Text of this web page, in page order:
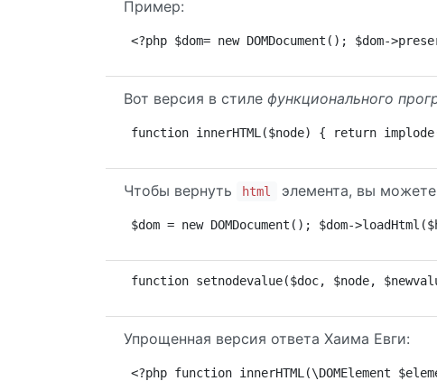
Пример:
<?php $dom= new DOMDocument(); $dom-
Вот версия в стиле функционального
function innerHTML($node) { return
Чтобы вернуть html элемента, вы
$dom = new DOMDocument(); $dom-
function setnodevalue($doc, $node,
Упрощенная версия ответа Хаима Евги:
<?php function innerHTML(\DOMElement